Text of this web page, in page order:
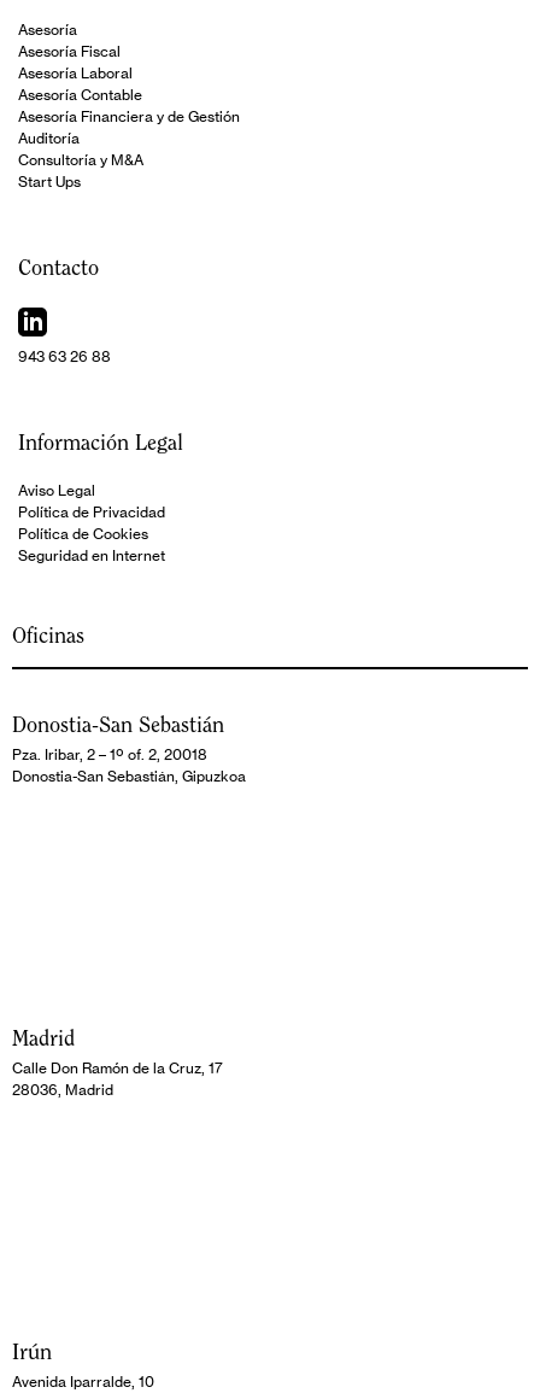
Asesoría
Asesoría Fiscal
Asesoría Laboral
Asesoría Contable
Asesoría Financiera y de Gestión
Auditoría
Consultoría y M&A
Start Ups
Contacto
943 63 26 88
Información Legal
Aviso Legal
Política de Privacidad
Política de Cookies
Seguridad en Internet
Oficinas
Donostia-San Sebastián
Pza. Iribar, 2 – 1º of. 2, 20018
Donostia-San Sebastián, Gipuzkoa
Madrid
Calle Don Ramón de la Cruz, 17
28036, Madrid
Irún
Avenida Iparralde, 10